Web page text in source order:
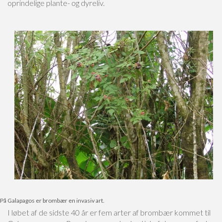
oprindelige plante- og dyreliv.
På Galapagos er brombær en invasiv art.
I løbet af de sidste 40 år er fem arter af brombær kommet til